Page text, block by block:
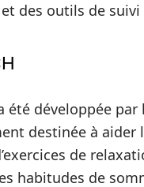
des outils de
été développée
destinée à aider
de
habitudes de